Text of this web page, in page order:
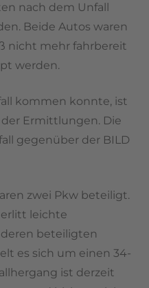
nach dem Unfall
Beide Autos waren
nicht mehr fahrbereit
werden.
kommen konnte, ist
Ermittlungen. Die
gegenüber der BILD
zwei Pkw beteiligt.
leichte
beteiligten
es sich um einen 34-
ist derzeit